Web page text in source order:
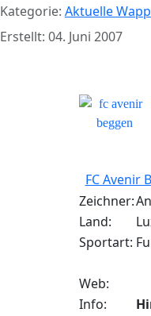
Kategorie: Aktuelle
Erstellt: 04. Juni 2007
FC Avenir
Zeichner:
Land:
Sportart:
Web:
Info: